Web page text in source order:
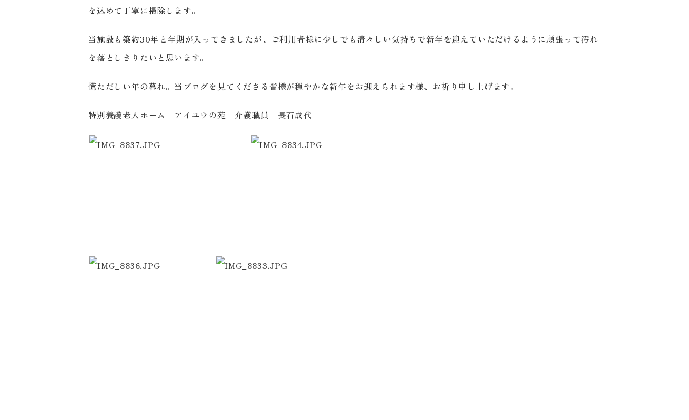
を込めて丁寧に掃除します。
当施設も築約30年と年期が入ってきましたが、ご利用者様に少しでも清々しい気持ちで新年を迎えていただけるように頑張って汚れ
を落としきりたいと思います。
慌ただしい年の暮れ。当ブログを見てくださる皆様が穏やかな新年をお迎えられます様、お祈り申し上げます。
特別養護老人ホーム アイユウの苑 介護職員 長石成代